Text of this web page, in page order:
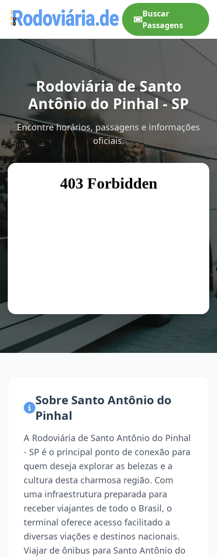
Buscar
Passagens
Rodoviária de Santo
Antônio do Pinhal - SP
Encontre horários, passagens e informações
oficiais.
Sobre Santo Antônio do
Pinhal
A Rodoviária de Santo Antônio do Pinhal
- SP é o principal ponto de conexão para
quem deseja explorar as belezas e a
cultura desta charmosa região. Com
uma infraestrutura preparada para
receber viajantes de todo o Brasil, o
terminal oferece acesso facilitado a
diversas viações e destinos nacionais.
Viajar de ônibus para Santo Antônio do